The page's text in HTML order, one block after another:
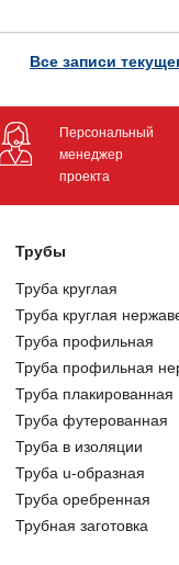
Все записи
Персональный
менеджер
проекта
Трубы
Труба круглая
Труба круглая
Труба профильная
Труба профильная
Труба плакированная
Труба футерованная
Труба в изоляции
Труба u-образная
Труба оребренная
Трубная заготовка